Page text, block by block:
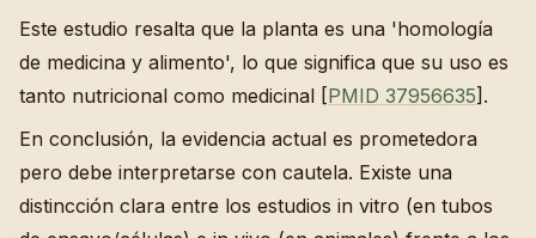
Este estudio resalta que la planta es una 'homología
de medicina y alimento', lo que significa que su uso es
tanto nutricional como medicinal [PMID 37956635].
En conclusión, la evidencia actual es prometedora
pero debe interpretarse con cautela. Existe una
distincción clara entre los estudios in vitro (en tubos